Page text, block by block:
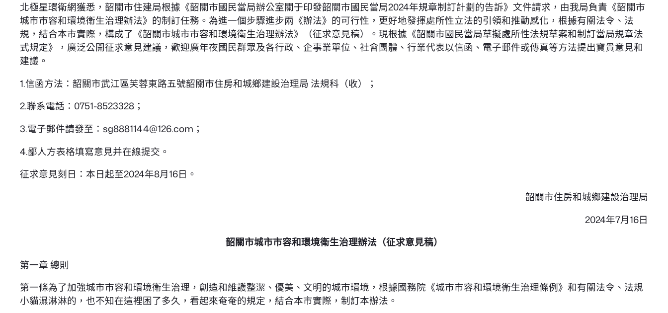
北極星環衛網獲悉，韶關市住建局根據《韶關市國民當局辦公室關于印發韶關市國民當局2024年規章制訂計劃的告訴》文件請求，由我局負責《韶關市
城市市容和環境衛生治理辦法》的制訂任務。為進一個步驟進步兩《辦法》的可行性，更好地發揮處所性立法的引領和推動感化，根據有關法令、法
規，結合本市實際，構成了《韶關市城市市容和環境衛生治理辦法》（征求意見稿）。現根據《韶關市國民當局草擬處所性法規草案和制訂當局規章法
式規定》，廣泛公開征求意見建議，歡迎廣年夜國民群眾及各行政、企事業單位、社會團體、行業代表以信函、電子郵件或傳真等方法提出寶貴意見和
建議。
1.信函方法：韶關市武江區芙蓉東路五號韶關市住房和城鄉建設治理局 法規科（收）；
2.聯系電話：0751-8523328；
3.電子郵件請發至：sg8881144@126.com；
4.鄙人方表格填寫意見并在線提交。
征求意見刻日：本日起至2024年8月16日。
韶關市住房和城鄉建設治理局
2024年7月16日
韶關市城市市容和環境衛生治理辦法（征求意見稿）
第一章 總則
第一條為了加強城市市容和環境衛生治理，創造和維護整潔、優美、文明的城市環境，根據國務院《城市市容和環境衛生治理條例》和有關法令、法規
小貓濕淋淋的，也不知在這裡困了多久，看起來奄奄的規定，結合本市實際，制訂本辦法。